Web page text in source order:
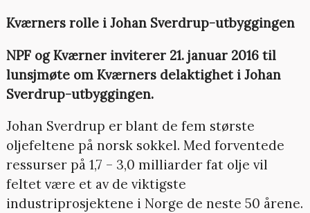
Kværners rolle i Johan Sverdrup-utbyggingen
NPF og Kværner inviterer 21. januar 2016 til
lunsjmøte om Kværners delaktighet i Johan
Sverdrup-utbyggingen.
Johan Sverdrup er blant de fem største
oljefeltene på norsk sokkel. Med forventede
ressurser på 1,7 – 3,0 milliarder fat olje vil
feltet være et av de viktigste
industriprosjektene i Norge de neste 50 årene.